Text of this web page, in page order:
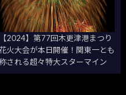
【2024】第77回木更津港まつり
火大会が本日開催！関東一とも
される超々特大スターマイン